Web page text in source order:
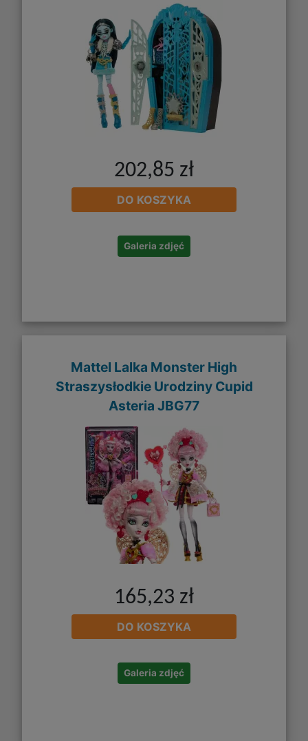
202,85 zł
DO KOSZYKA
Galeria zdjęć
Mattel Lalka Monster High
Straszysłodkie Urodziny Cupid
Asteria JBG77
165,23 zł
DO KOSZYKA
Galeria zdjęć